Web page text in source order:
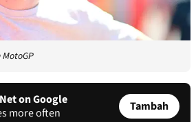
on Google
more often
Tambah